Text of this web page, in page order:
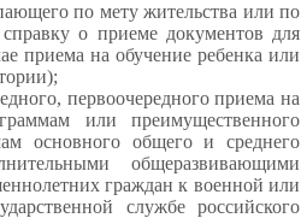
по мету жительства или по
о приеме документов для
приема на обучение ребенка или
первоочередного приема на
или преимущественного
основного общего и среднего
общеразвивающими
граждан к военной или
службе российского